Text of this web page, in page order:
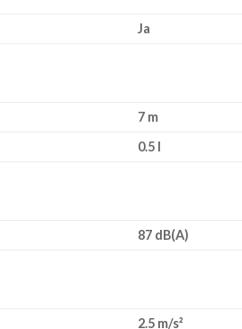
Ja
7 m
0.5 l
87 dB(A)
2.5 m/s²